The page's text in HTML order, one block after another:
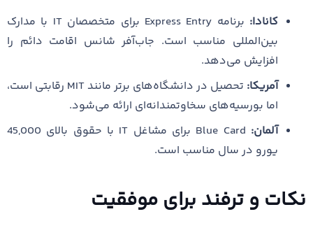
کانادا:
برنامه Express Entry برای متخصصان IT با مدارک
بین‌المللی مناسب است. جاب‌آفر شانس اقامت دائم را
افزایش می‌دهد.
آمریکا:
تحصیل در دانشگاه‌های برتر مانند MIT رقابتی است،
اما بورسیه‌های سخاوتمندانه‌ای ارائه می‌شود.
آلمان:
Blue Card برای مشاغل IT با حقوق بالای 45,000
یورو در سال مناسب است.
نکات و ترفند برای موفقیت